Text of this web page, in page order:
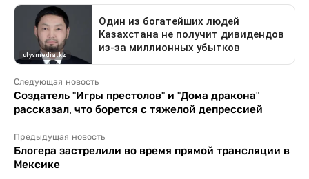
Следующая новость
Создатель "Игры престолов" и "Дома дракона"
рассказал, что борется с тяжелой депрессией
Предыдущая новость
Блогера застрелили во время прямой трансляции в
Мексике